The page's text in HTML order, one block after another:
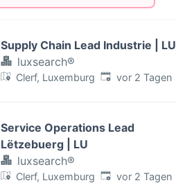
Supply Chain Lead Industrie | LU
luxsearch®
Clerf, Luxemburg Veröffentlicht:
vor 2 Tagen
Service Operations Lead
Lëtzebuerg | LU
luxsearch®
Clerf, Luxemburg Veröffentlicht:
vor 2 Tagen